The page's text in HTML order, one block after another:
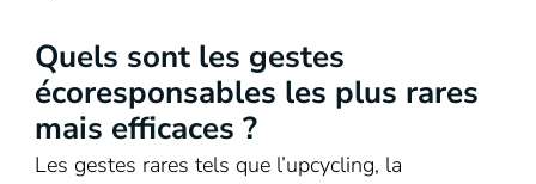
Quels sont les gestes
écoresponsables les plus rares
mais efficaces ?
Les gestes rares tels que l’upcycling, la